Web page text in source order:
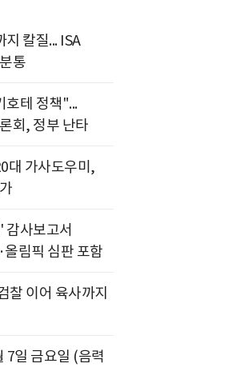
칼질... ISA
통
테 정책"...
회, 정부 난타
대 가사도우미,
감사보고서
림픽 심판 포함
찰 이어 육사까지
7일 금요일 (음력